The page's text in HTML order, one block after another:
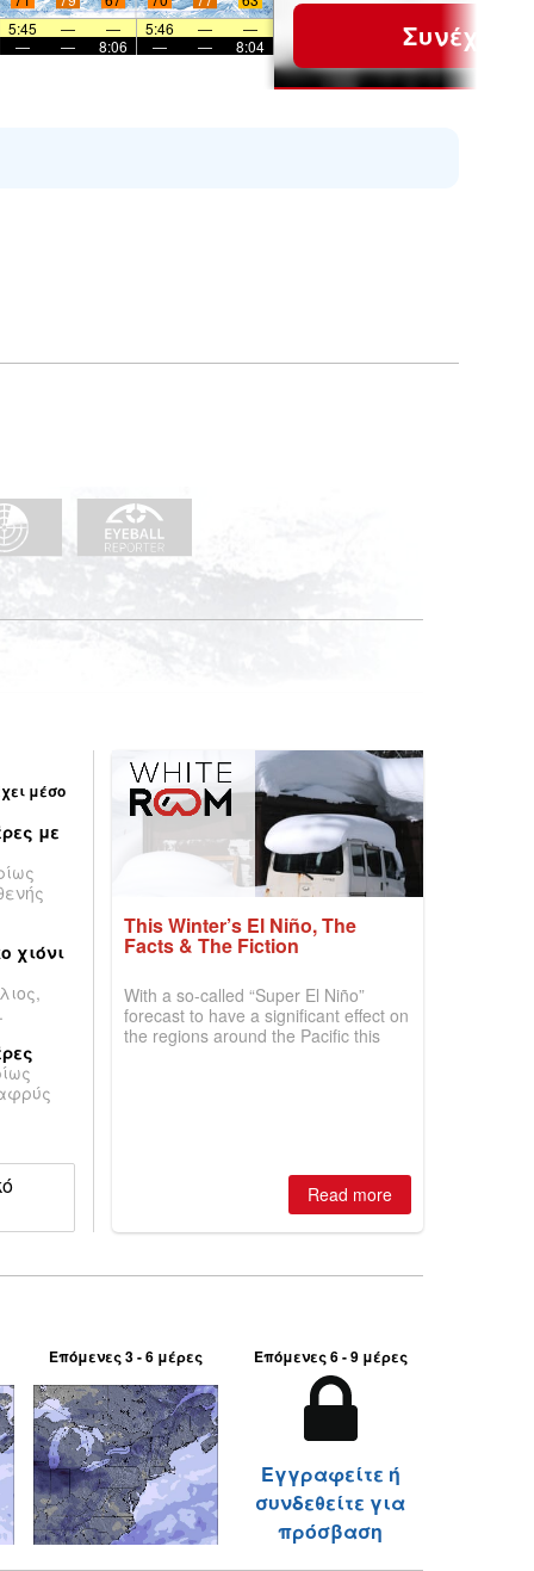
5:45 — — 5:46 —
—
— — 8:06 — — 8:04 Συνέχεια
μέσο
με
χιόνι
This Winter’s El Niño, The
Facts & The Fiction
With a so-called “Super El Niño”
forecast to have a significant effect on
the regions around the Pacific this
Read more
Επόμενες 3 - 6 μέρες Επόμενες 6 - 9 μέρες
Εγγραφείτε ή
συνδεθείτε για
πρόσβαση